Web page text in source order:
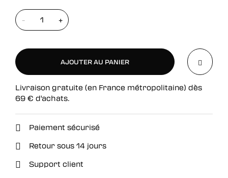
- +
AJOUTER AU PANIER
AJOUTER AU PANIER
Livraison gratuite (en France métropolitaine) dès
69 € d'achats.
Paiement sécurisé
Retour sous 14 jours
Support client